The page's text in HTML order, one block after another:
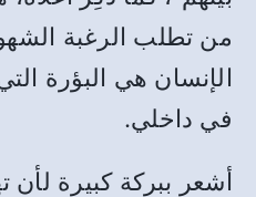
من تطلب الرغبة
الإنسان هي البؤرة
في داخلي.
أشعر ببركة كبيرة لأن